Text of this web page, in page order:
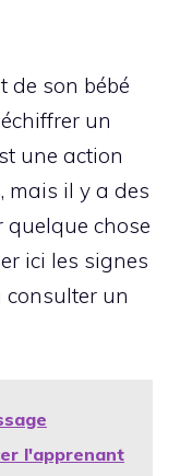
de son bébé
un
une action
mais il y a des
quelque chose
ici les signes
un
l'apprenant